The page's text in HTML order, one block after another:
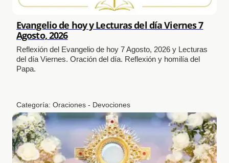
Evangelio de hoy y Lecturas del día Viernes 7
Agosto, 2026
Reflexión del Evangelio de hoy 7 Agosto, 2026 y Lecturas
del día Viernes. Oración del día. Reflexión y homilía del
Papa.
Categoría: Oraciones - Devociones